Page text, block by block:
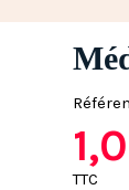
TTC